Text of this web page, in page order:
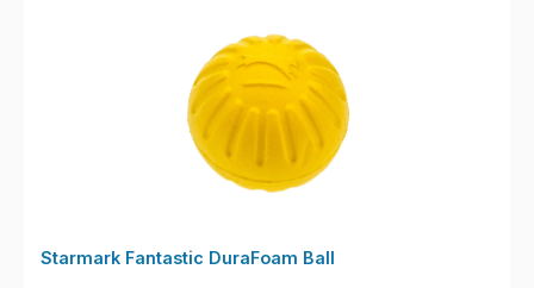
Starmark Fantastic DuraFoam Ball